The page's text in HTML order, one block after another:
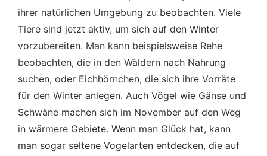
ihrer natürlichen Umgebung zu beobachten. Viele
Tiere sind jetzt aktiv, um sich auf den Winter
vorzubereiten. Man kann beispielsweise Rehe
beobachten, die in den Wäldern nach Nahrung
suchen, oder Eichhörnchen, die sich ihre Vorräte
für den Winter anlegen. Auch Vögel wie Gänse und
Schwäne machen sich im November auf den Weg
in wärmere Gebiete. Wenn man Glück hat, kann
man sogar seltene Vogelarten entdecken, die auf